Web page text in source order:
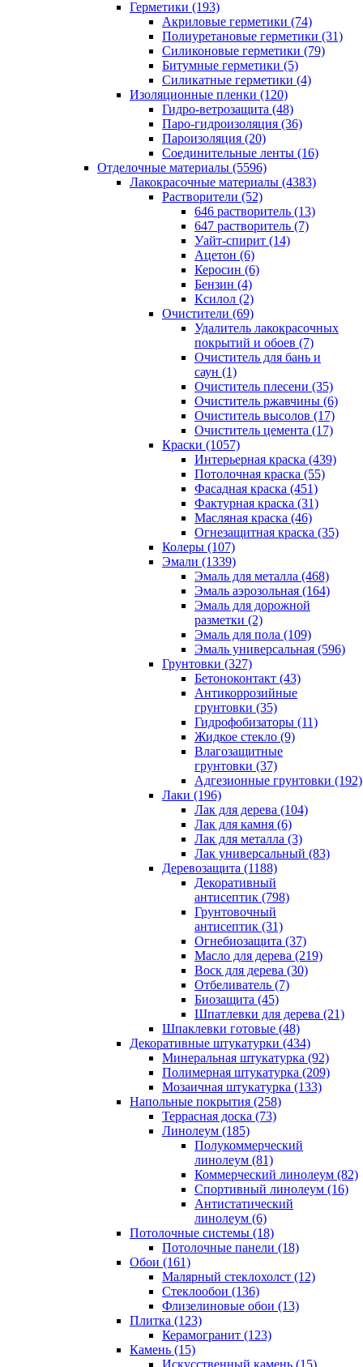
Герметики (193)
Акриловые герметики (74)
Полиуретановые герметики (31)
Силиконовые герметики (79)
Битумные герметики (5)
Силикатные герметики (4)
Изоляционные пленки (120)
Гидро-ветрозащита (48)
Паро-гидроизоляция (36)
Пароизоляция (20)
Соединительные ленты (16)
Отделочные материалы (5596)
Лакокрасочные материалы (4383)
Растворители (52)
646 растворитель (13)
647 растворитель (7)
Уайт-спирит (14)
Ацетон (6)
Керосин (6)
Бензин (4)
Ксилол (2)
Очистители (69)
Удалитель лакокрасочных
покрытий и обоев (7)
Очиститель для бань и
саун (1)
Очиститель плесени (35)
Очиститель ржавчины (6)
Очиститель высолов (17)
Очиститель цемента (17)
Краски (1057)
Интерьерная краска (439)
Потолочная краска (55)
Фасадная краска (451)
Фактурная краска (31)
Масляная краска (46)
Огнезащитная краска (35)
Колеры (107)
Эмали (1339)
Эмаль для металла (468)
Эмаль аэрозольная (164)
Эмаль для дорожной
разметки (2)
Эмаль для пола (109)
Эмаль универсальная (596)
Грунтовки (327)
Бетоноконтакт (43)
Антикоррозийные
грунтовки (35)
Гидрофобизаторы (11)
Жидкое стекло (9)
Влагозащитные
грунтовки (37)
Адгезионные грунтовки (192)
Лаки (196)
Лак для дерева (104)
Лак для камня (6)
Лак для металла (3)
Лак универсальный (83)
Деревозащита (1188)
Декоративный
антисептик (798)
Грунтовочный
антисептик (31)
Огнебиозащита (37)
Масло для дерева (219)
Воск для дерева (30)
Отбеливатель (7)
Биозащита (45)
Шпатлевки для дерева (21)
Шпаклевки готовые (48)
Декоративные штукатурки (434)
Минеральная штукатурка (92)
Полимерная штукатурка (209)
Мозаичная штукатурка (133)
Напольные покрытия (258)
Террасная доска (73)
Линолеум (185)
Полукоммерческий
линолеум (81)
Коммерческий линолеум (82)
Спортивный линолеум (16)
Антистатический
линолеум (6)
Потолочные системы (18)
Потолочные панели (18)
Обои (161)
Малярный стеклохолст (12)
Стеклообои (136)
Флизелиновые обои (13)
Плитка (123)
Керамогранит (123)
Камень (15)
Искусственный камень (15)